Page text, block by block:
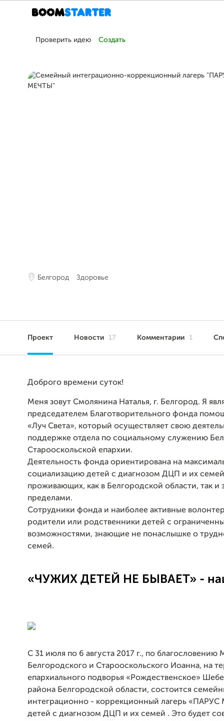
Проверить идею Создать
Белгород Здоровье
Проект Новости 17 Комментарии 1
Доброго времени суток!
Меня зовут Смолянина Наталья, г. Белгород. Я
председателем Благотворительного фонда
«Луч Света», который осуществляет свою
поддержке отдела по социальному служению
Старооскольской епархии.
Деятельность фонда ориентирована на
социализацию детей с диагнозом ДЦП и их
проживающих, как в Белгородской области, так и
пределами.
Сотрудники фонда и наиболее активные
родители или родственники детей с
возможностями, знающие не понаслышке о
семей.
«ЧУЖИХ ДЕТЕЙ НЕ БЫВАЕТ» -
С 31 июля по 6 августа 2017 г., по благословению
Белгородского и Старооскольского Иоанна, на
епархиального подворья «Рождественское»
района Белгородской области, состоится
интеграционно - коррекционный лагерь
детей с диагнозом ДЦП и их семей . Это будет